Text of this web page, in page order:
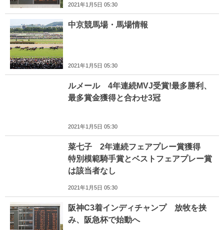
2021年1月5日 05:30
中京競馬場・馬場情報
2021年1月5日 05:30
ルメール 4年連続MVJ受賞!最多勝利、
最多賞金獲得と合わせ3冠
2021年1月5日 05:30
菜七子 2年連続フェアプレー賞獲得
特別模範騎手賞とベストフェアプレー賞
は該当者なし
2021年1月5日 05:30
阪神C3着インディチャンプ 放牧を挟
み、阪急杯で始動へ